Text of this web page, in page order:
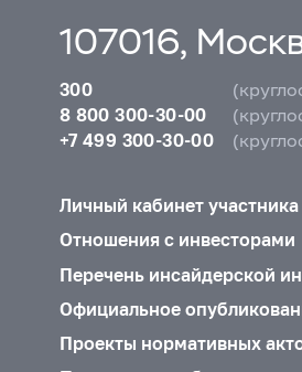
107016,
300
8 800 300-30-00
+7 499 300-30-00
Личный кабинет
Отношения с инвесторами
Перечень инсайдерской
Официальное
Проекты нормативных